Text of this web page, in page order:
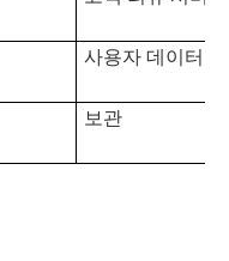
사용자 데이터
보관